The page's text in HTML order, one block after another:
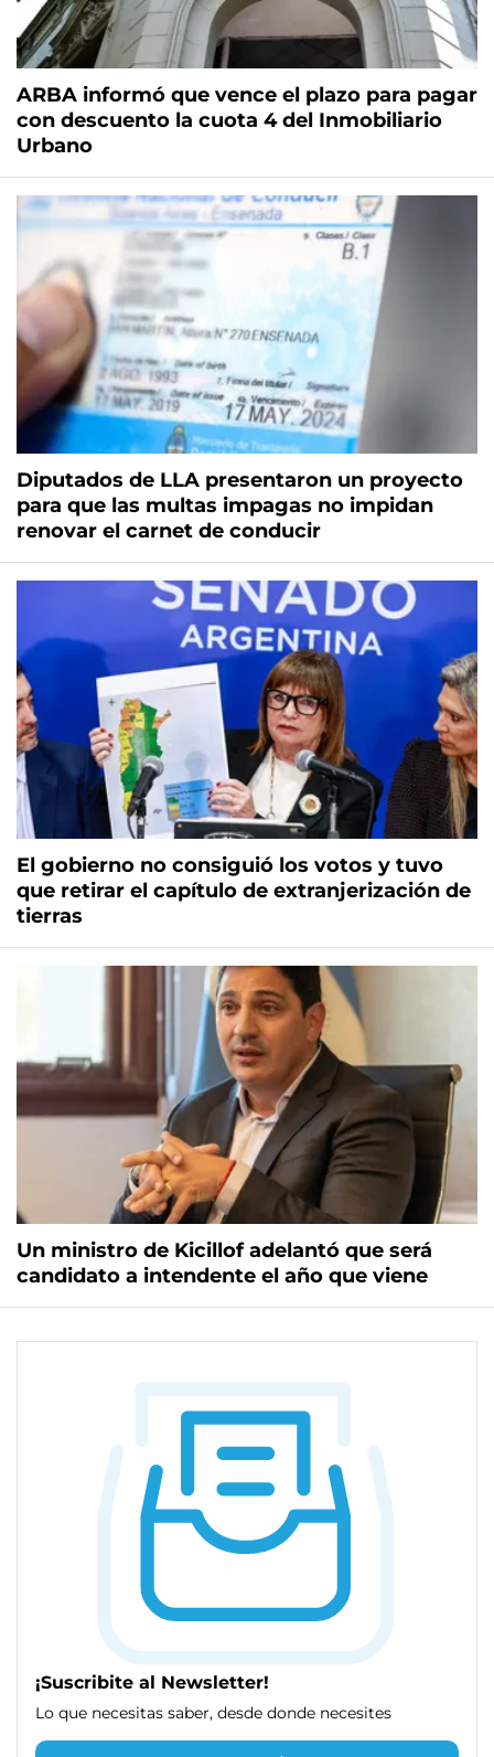
ARBA informó que vence el plazo para pagar
con descuento la cuota 4 del Inmobiliario
Urbano
Diputados de LLA presentaron un proyecto
para que las multas impagas no impidan
renovar el carnet de conducir
El gobierno no consiguió los votos y tuvo
que retirar el capítulo de extranjerización de
tierras
Un ministro de Kicillof adelantó que será
candidato a intendente el año que viene
¡Suscribite al Newsletter!
Lo que necesitas saber, desde donde necesites